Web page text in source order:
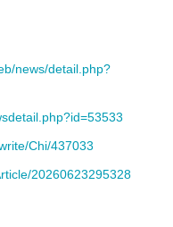
news/detail.php?
Chi/437033
20260623295328